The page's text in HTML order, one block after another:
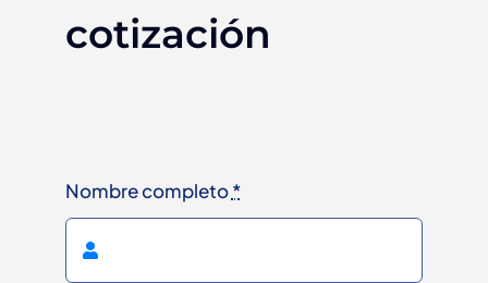
cotización
Nombre completo*